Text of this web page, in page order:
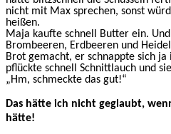
nicht mit Max sprechen, sonst
heißen.
Maja kaufte schnell Butter ein.
Brombeeren, Erdbeeren und
Brot gemacht, er schnappte sich
pflückte schnell Schnittlauch und
„Hm, schmeckte das gut!“
Das hätte ich nicht geglaubt,
hätte!